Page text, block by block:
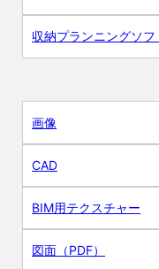
収納プランニングソフ
画像
CAD
BIM用テクスチャー
図面（PDF）